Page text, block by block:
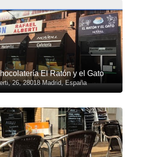
El Ratón y el Gato
26, 28018 Madrid, España